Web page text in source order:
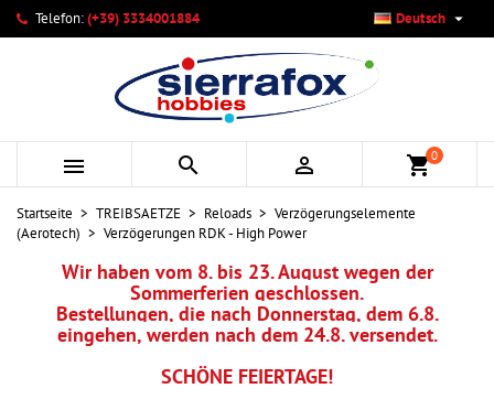
Telefon:(+39) 3334001884 Deutsch 
   shopping_cart0
Startseite TREIBSAETZE Reloads
Verzögerungselemente
(Aerotech)
Verzögerungen RDK - High Power
Wir haben vom 8. bis 23. August wegen der
Sommerferien geschlossen.
Bestellungen, die nach Donnerstag, dem 6.8.
eingehen, werden nach dem 24.8. versendet.
SCHÖNE FEIERTAGE!
Ihre Wunschlisten ×
Neue Liste anlegen
((modalTitle)) ×
((confirmMessage))
((cancelText)) ((modalDeleteText))
Wunschliste erstellen ×
Name der Wunschliste
Abbrechen Wunschliste erstellen
Anmelden ×
Sie müssen angemeldet sein, um Artikel Ihrer Wunschliste
hinzufügen zu können.
Abbrechen Anmelden